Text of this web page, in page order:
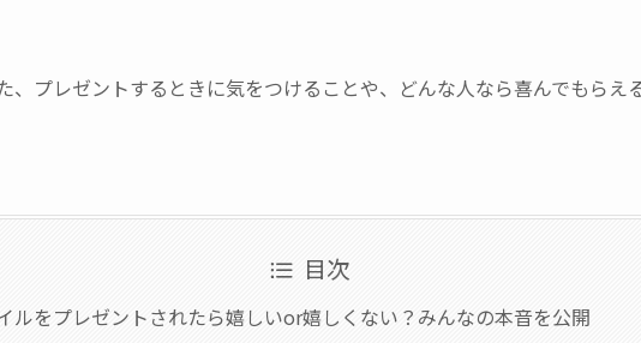
、プレゼントするときに気をつけることや、どんな人なら喜んでもらえ
目次
ルをプレゼントされたら嬉しいor嬉しくない？みんなの本音を公開